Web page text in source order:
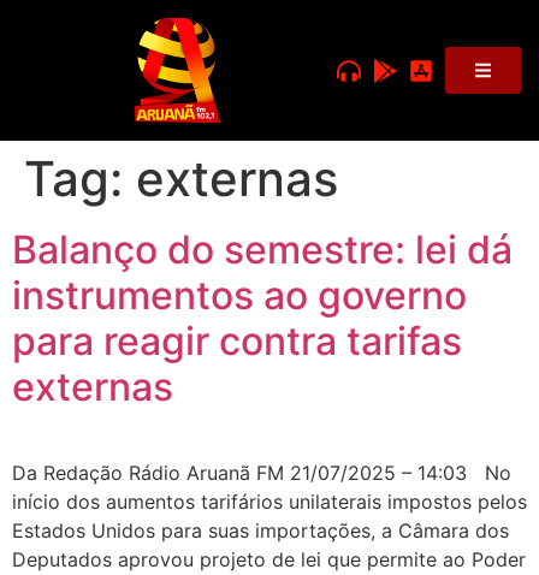
Tag: externas
Balanço do semestre: lei dá
instrumentos ao governo
para reagir contra tarifas
externas
Da Redação Rádio Aruanã FM 21/07/2025 – 14:03 No
início dos aumentos tarifários unilaterais impostos pelos
Estados Unidos para suas importações, a Câmara dos
Deputados aprovou projeto de lei que permite ao Poder